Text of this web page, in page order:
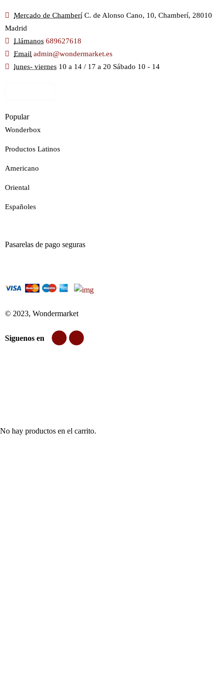
Mercado de Chamberí C. de Alonso Cano, 10, Chamberí, 28010
Madrid
Llámanos 689627618
Email admin@wondermarket.es
lunes- viernes 10 a 14 / 17 a 20 Sábado 10 - 14
Popular
Wonderbox
Productos Latinos
Americano
Oriental
Españoles
Pasarelas de pago seguras
© 2023, Wondermarket
Siguenos en
No hay productos en el carrito.